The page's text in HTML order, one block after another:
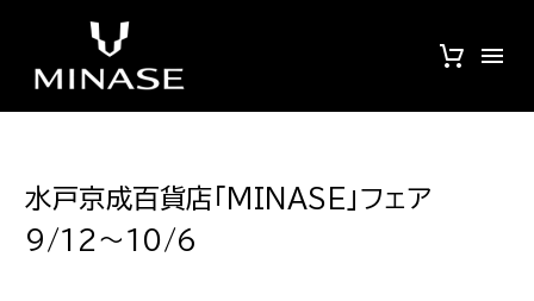
水戸京成百貨店「MINASE」フェア
9/12～10/6